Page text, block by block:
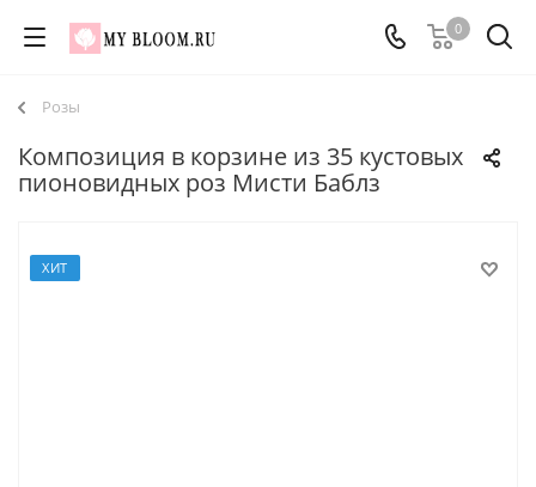
0
Розы
Композиция в корзине из 35 кустовых
пионовидных роз Мисти Баблз
ХИТ